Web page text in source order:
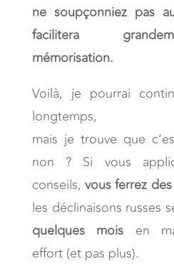
ne soupçonniez pas
facilitera
mémorisation.
Voilà, je pourrai
longtemps,
mais je trouve que
non ? Si vous
conseils,vous ferrez
les déclinaisons russes
quelques mois en
effort (et pas plus).